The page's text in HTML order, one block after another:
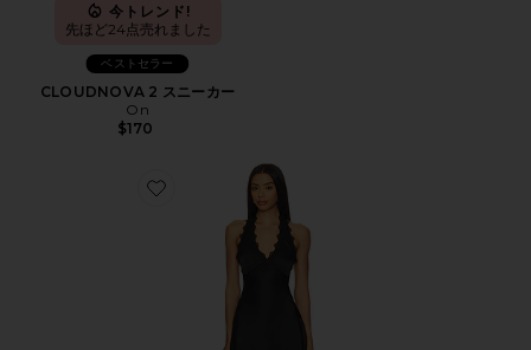
今トレンド!
先ほど24点売れました
ベストセラー
CLOUDNOVA 2 スニーカー
On
$170
Favorite STARS ALIGN ドレス